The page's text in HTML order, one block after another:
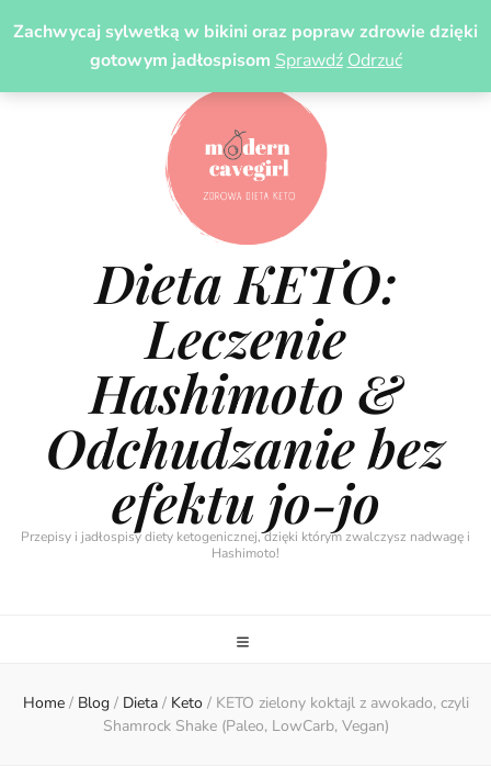
Zachwycaj sylwetką w bikini oraz popraw zdrowie dzięki
gotowym jadłospisom Sprawdź Odrzuć
Dieta KETO:
Leczenie
Hashimoto &
Odchudzanie bez
efektu jo-jo
Przepisy i jadłospisy diety ketogenicznej, dzięki którym zwalczysz nadwagę i
Hashimoto!
Home / Blog / Dieta / Keto / KETO zielony koktajl z awokado, czyli
Shamrock Shake (Paleo, LowCarb, Vegan)